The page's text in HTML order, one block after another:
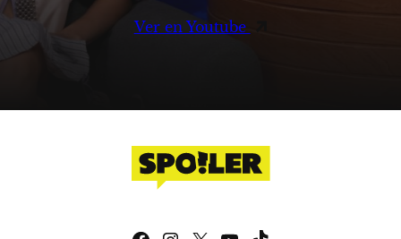
Ver en Youtube
Facebook
Instagram
X YouTube